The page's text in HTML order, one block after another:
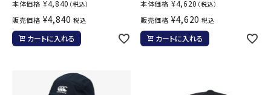
本体価格 ¥4,840 （税込）
販売価格 ¥4,840 税込
カートに入れる
本体価格 ¥4,620 （税込）
販売価格 ¥4,620 税込
カートに入れる